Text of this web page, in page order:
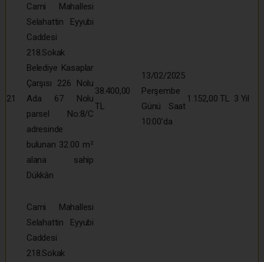
21
Cami Mahallesi
Selahattin Eyyubi
Caddesi
218.Sokak
Belediye Kasaplar
Çarşısı 226 Nolu
Ada 67 Nolu
parsel No:8/C
adresinde
bulunan 32.00 m²
alana sahip
Dükkân
38.400,00
TL
13/02/2025
Perşembe
Günü Saat
10:00’da
1.152,00 TL 3 Yıl
Cami Mahallesi
Selahattin Eyyubi
Caddesi
218.Sokak